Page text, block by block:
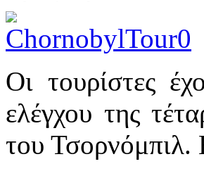
Οι τουρίστες
ελέγχου της
του